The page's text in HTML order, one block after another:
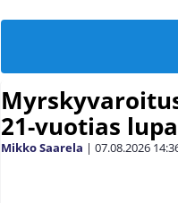
21-vuotias
Mikko Saarela | 07.08.2026